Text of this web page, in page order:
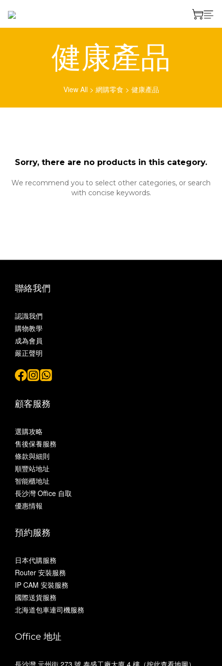
健康產品
View All> 網購零食 > 健康產品
Sorry, there are no products in this category.
We recommend you to select other categories, or search
with concise keywords.
聯絡我們
認識我們
購物教學
成為會員
嚴正聲明
顧客服務
選購攻略
售後保養服務
條款與細則
順豐站地址
智能櫃地址
長沙灣 Office 自取
優惠情報
預約服務
日本代購服務
Router 安裝服務
IP CAM 安裝服務
國際送貨服務
北海道包車連司機服務
Office 地址
長沙灣 元州街 273 號 泰盛工廠大廈 4 樓（按此查看地圖）